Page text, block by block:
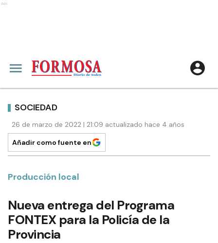
Ads
SOCIEDAD
26 de marzo de 2022 | 21:09 actualizado hace 4 años
Añadir como fuente en
Producción local
Nueva entrega del Programa
FONTEX para la Policía de la
Provincia